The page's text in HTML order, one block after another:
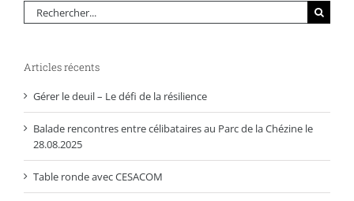
Rechercher:
Articles récents
Gérer le deuil – Le défi de la résilience
Balade rencontres entre célibataires au Parc de la Chézine le
28.08.2025
Table ronde avec CESACOM